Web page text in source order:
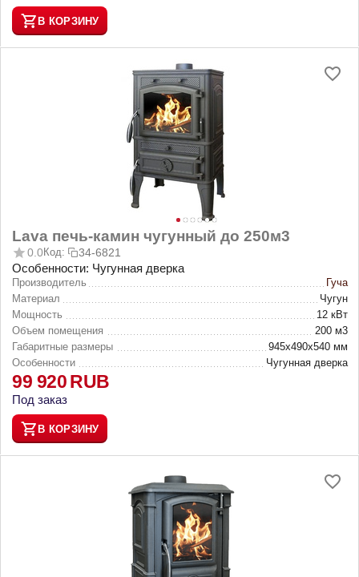
В КОРЗИНУ
Lava печь-камин чугунный до 250м3
0.0 Код: 34-6821
Особенности: Чугунная дверка
Производитель
Гуча
Материал
Чугун
Мощность
12 кВт
Объем помещения
200 м3
Габаритные размеры
945х490х540 мм
Особенности
Чугунная дверка
99 920RUB
Под заказ
В КОРЗИНУ